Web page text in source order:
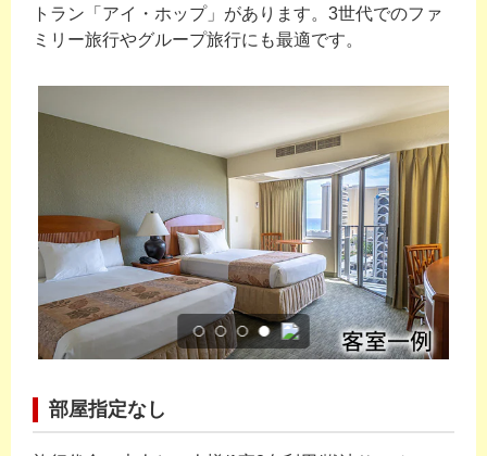
トラン「アイ・ホップ」があります。3世代でのファ
ミリー旅行やグループ旅行にも最適です。
部屋指定なし